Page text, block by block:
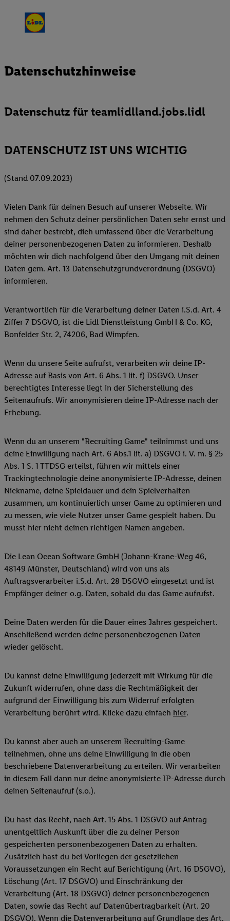
Datenschutzhinweise
Datenschutz für teamlidlland.jobs.lidl
DATENSCHUTZ IST UNS WICHTIG
(Stand 07.09.2023)
Vielen Dank für deinen Besuch auf unserer Webseite. Wir
nehmen den Schutz deiner persönlichen Daten sehr ernst und
sind daher bestrebt, dich umfassend über die Verarbeitung
deiner personenbezogenen Daten zu informieren. Deshalb
möchten wir dich nachfolgend über den Umgang mit deinen
Daten gem. Art. 13 Datenschutzgrundverordnung (DSGVO)
informieren.
Verantwortlich für die Verarbeitung deiner Daten i.S.d. Art. 4
Ziffer 7 DSGVO, ist die Lidl Dienstleistung GmbH & Co. KG,
Bonfelder Str. 2, 74206, Bad Wimpfen.
Wenn du unsere Seite aufrufst, verarbeiten wir deine IP-
Adresse auf Basis von Art. 6 Abs. 1 lit. f) DSGVO. Unser
berechtigtes Interesse liegt in der Sicherstellung des
Seitenaufrufs. Wir anonymisieren deine IP-Adresse nach der
Erhebung.
Wenn du an unserem "Recruiting Game" teilnimmst und uns
deine Einwilligung nach Art. 6 Abs.1 lit. a) DSGVO i. V. m. § 25
Abs. 1 S. 1 TTDSG erteilst, führen wir mittels einer
Trackingtechnologie deine anonymisierte IP-Adresse, deinen
Nickname, deine Spieldauer und dein Spielverhalten
zusammen, um kontinuierlich unser Game zu optimieren und
zu messen, wie viele Nutzer unser Game gespielt haben. Du
musst hier nicht deinen richtigen Namen angeben.
Die Lean Ocean Software GmbH (Johann-Krane-Weg 46,
48149 Münster, Deutschland) wird von uns als
Auftragsverarbeiter i.S.d. Art. 28 DSGVO eingesetzt und ist
Empfänger deiner o.g. Daten, sobald du das Game aufrufst.
Deine Daten werden für die Dauer eines Jahres gespeichert.
Anschließend werden deine personenbezogenen Daten
wieder gelöscht.
Du kannst deine Einwilligung jederzeit mit Wirkung für die
Zukunft widerrufen, ohne dass die Rechtmäßigkeit der
aufgrund der Einwilligung bis zum Widerruf erfolgten
Verarbeitung berührt wird. Klicke dazu einfach hier.
Du kannst aber auch an unserem Recruiting-Game
teilnehmen, ohne uns deine Einwilligung in die oben
beschriebene Datenverarbeitung zu erteilen. Wir verarbeiten
in diesem Fall dann nur deine anonymisierte IP-Adresse durch
deinen Seitenaufruf (s.o.).
Du hast das Recht, nach Art. 15 Abs. 1 DSGVO auf Antrag
unentgeltlich Auskunft über die zu deiner Person
gespeicherten personenbezogenen Daten zu erhalten.
Zusätzlich hast du bei Vorliegen der gesetzlichen
Voraussetzungen ein Recht auf Berichtigung (Art. 16 DSGVO),
Löschung (Art. 17 DSGVO) und Einschränkung der
Verarbeitung (Art. 18 DSGVO) deiner personenbezogenen
Daten, sowie das Recht auf Datenübertragbarkeit (Art. 20
DSGVO). Wenn die Datenverarbeitung auf Grundlage des Art.